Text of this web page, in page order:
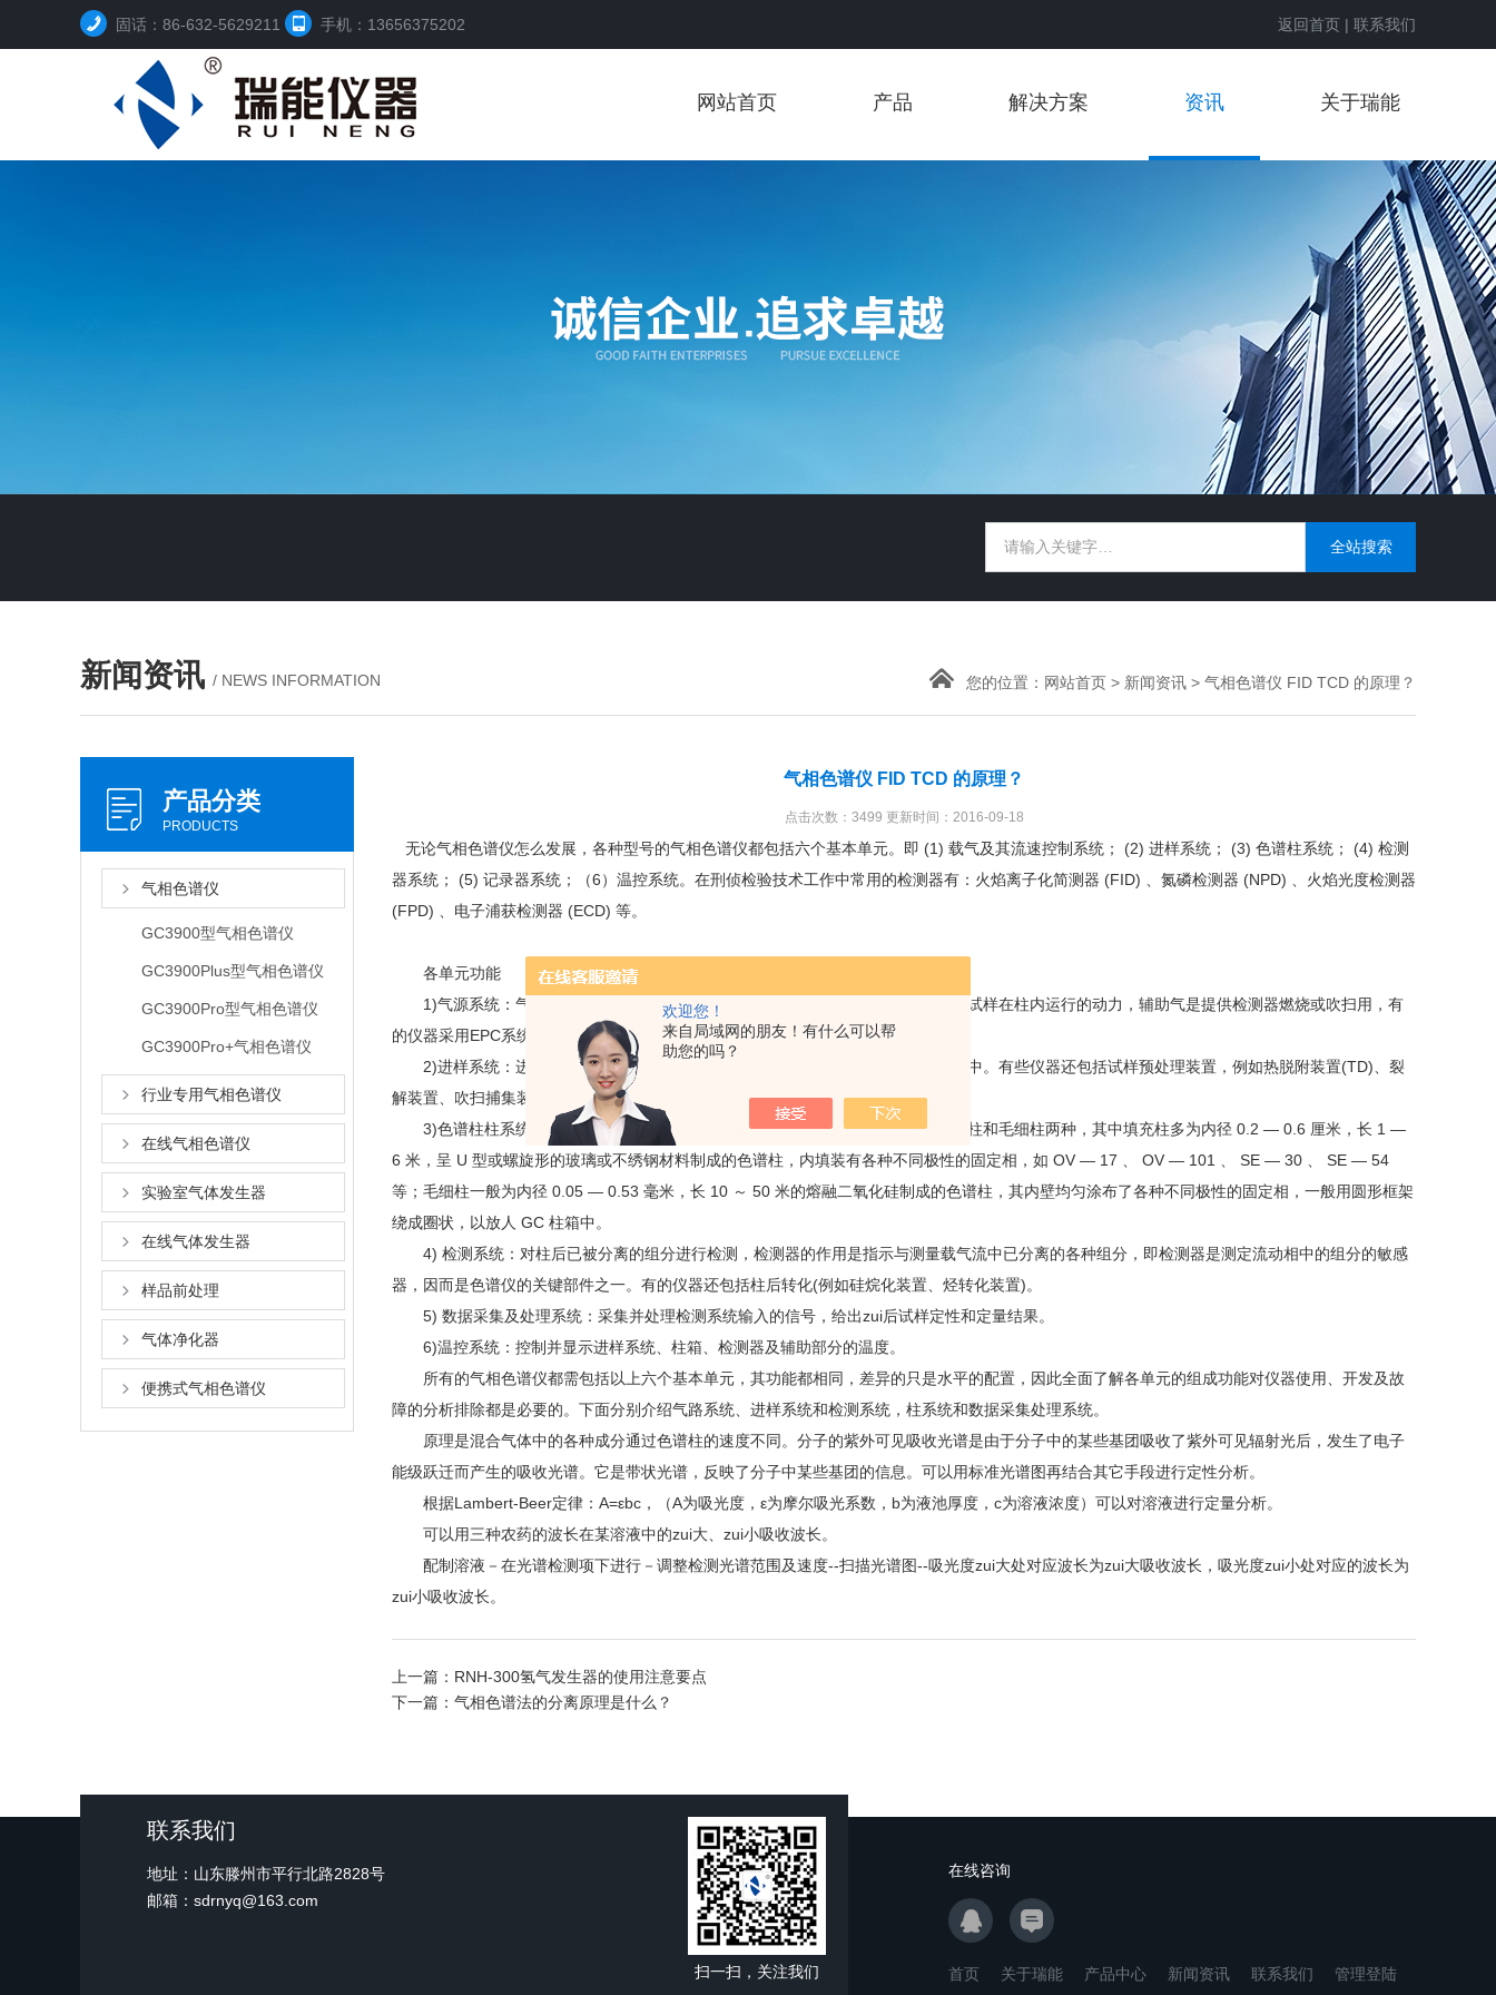
欢迎您！
来自局域网的朋友！有什么可以帮
助您的吗？
固话：86-632-5629211 手机：13656375202 返回首页 | 联系我们
网站首页 产品 解决方案 资讯 关于瑞能
新闻资讯 / NEWS INFORMATION 您的位置： 网站首页 > 新闻资讯 > 气相色谱仪 FID TCD 的原理？
产品分类
PRODUCTS
气相色谱仪
GC3900型气相色谱仪
GC3900Plus型气相色谱仪
GC3900Pro型气相色谱仪
GC3900Pro+气相色谱仪
行业专用气相色谱仪
在线气相色谱仪
实验室气体发生器
在线气体发生器
样品前处理
气体净化器
便携式气相色谱仪
气相色谱仪 FID TCD 的原理？
点击次数：3499 更新时间：2016-09-18
无论气相色谱仪怎么发展，各种型号的气相色谱仪都包括六个基本单元。即 (1) 载气及其流速控制系统； (2) 进样系统； (3) 色谱柱系统； (4) 检测
器系统； (5) 记录器系统；（6）温控系统。在刑侦检验技术工作中常用的检测器有：火焰离子化简测器 (FID) 、氮磷检测器 (NPD) 、火焰光度检测器
(FPD) 、电子浦获检测器 (ECD) 等。
各单元功能
1)气源系统：气源分载气和辅助气两种，载气是携带分析试样通过色谱柱，提供试样在柱内运行的动力，辅助气是提供检测器燃烧或吹扫用，有
的仪器采用EPC系统对气流进行数字化控制。
2)进样系统：进样系统的作用是接受样品，使之瞬间气化，将样品转移至色谱柱中。有些仪器还包括试样预处理装置，例如热脱附装置(TD)、裂
解装置、吹扫捕集装置、顶空进样装置。
3)色谱柱柱系统：试样在柱内运行的同时得到所需要的分离。色谱柱一般有填充柱和毛细柱两种，其中填充柱多为内径 0.2 — 0.6 厘米，长 1 —
6 米，呈 U 型或螺旋形的玻璃或不绣钢材料制成的色谱柱，内填装有各种不同极性的固定相，如 OV — 17 、 OV — 101 、 SE — 30 、 SE — 54
等；毛细柱一般为内径 0.05 — 0.53 毫米，长 10 ～ 50 米的熔融二氧化硅制成的色谱柱，其内壁均匀涂布了各种不同极性的固定相，一般用圆形框架
绕成圈状，以放人 GC 柱箱中。
4) 检测系统：对柱后已被分离的组分进行检测，检测器的作用是指示与测量载气流中已分离的各种组分，即检测器是测定流动相中的组分的敏感
器，因而是色谱仪的关键部件之一。有的仪器还包括柱后转化(例如硅烷化装置、烃转化装置)。
5) 数据采集及处理系统：采集并处理检测系统输入的信号，给出zui后试样定性和定量结果。
6)温控系统：控制并显示进样系统、柱箱、检测器及辅助部分的温度。
所有的气相色谱仪都需包括以上六个基本单元，其功能都相同，差异的只是水平的配置，因此全面了解各单元的组成功能对仪器使用、开发及故
障的分析排除都是必要的。下面分别介绍气路系统、进样系统和检测系统，柱系统和数据采集处理系统。
原理是混合气体中的各种成分通过色谱柱的速度不同。分子的紫外可见吸收光谱是由于分子中的某些基团吸收了紫外可见辐射光后，发生了电子
能级跃迁而产生的吸收光谱。它是带状光谱，反映了分子中某些基团的信息。可以用标准光谱图再结合其它手段进行定性分析。
根据Lambert-Beer定律：A=εbc，（A为吸光度，ε为摩尔吸光系数，b为液池厚度，c为溶液浓度）可以对溶液进行定量分析。
可以用三种农药的波长在某溶液中的zui大、zui小吸收波长。
配制溶液－在光谱检测项下进行－调整检测光谱范围及速度--扫描光谱图--吸光度zui大处对应波长为zui大吸收波长，吸光度zui小处对应的波长为
zui小吸收波长。
上一篇： RNH-300氢气发生器的使用注意要点
下一篇： 气相色谱法的分离原理是什么？
联系我们
地址：山东滕州市平行北路2828号
邮箱：sdrnyq@163.com
扫一扫，关注我们
在线咨询
首页 关于瑞能 产品中心 新闻资讯 联系我们 管理登陆